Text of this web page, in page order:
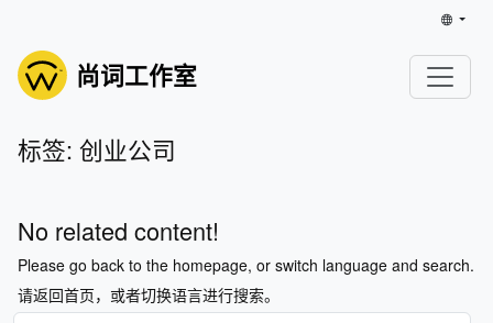
尚词工作室
标签: 创业公司
No related content!
Please go back to the homepage, or switch language and search.
请返回首页，或者切换语言进行搜索。